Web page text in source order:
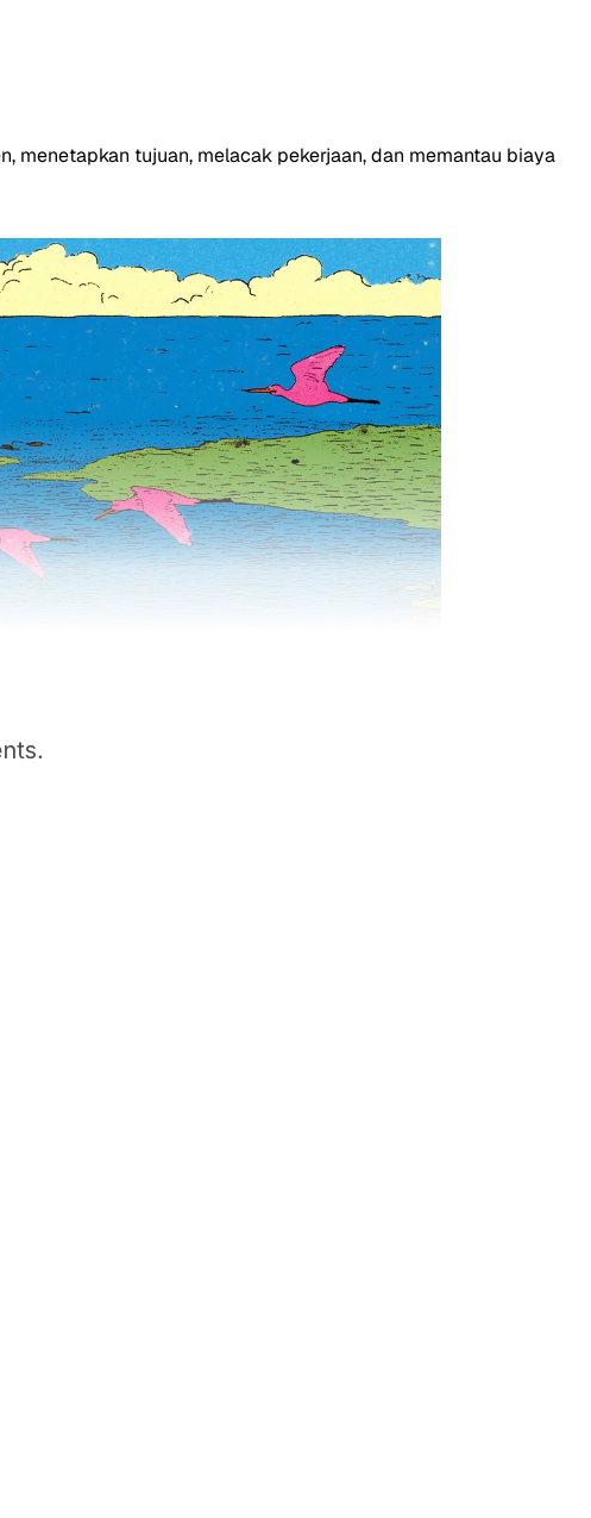
menetapkan tujuan, melacak pekerjaan, dan memantau biaya